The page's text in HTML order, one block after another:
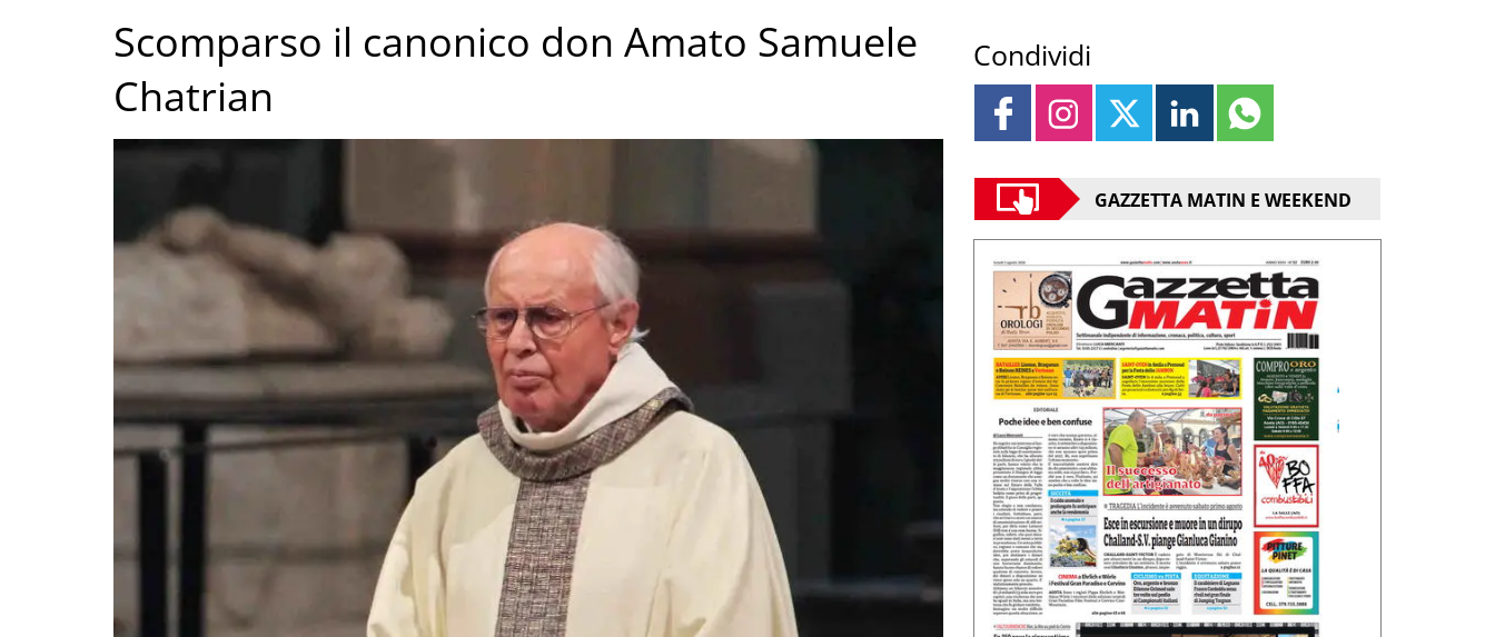
Scomparso il canonico don Amato Samuele
Chatrian
Condividi
GAZZETTA MATIN E WEEKEND